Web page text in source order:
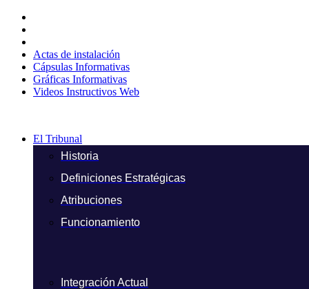
contenido
Actas de instalación
Cápsulas Informativas
Gráficas Informativas
Videos Instructivos Web
El Tribunal
Historia
Definiciones Estratégicas
Atribuciones
Funcionamiento
Integración Actual